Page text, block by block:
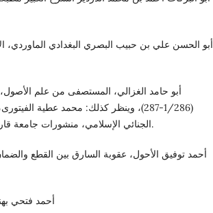
أبو الحسن علي بن حبيب البصري البغدادي الماوردي،
أبو حامد الغزالي، المستصفى من علم الأصول،
(1/286-287)، وينظر كذلك: محمد عطية
الجنائي الإسلامي، منشورات جامعة قاريونس، بنغازى، ليبيا، ط1، 1998م.
أحمد توفيق الأحول، عقوبة السارق بين القطع
أحمد فتحي